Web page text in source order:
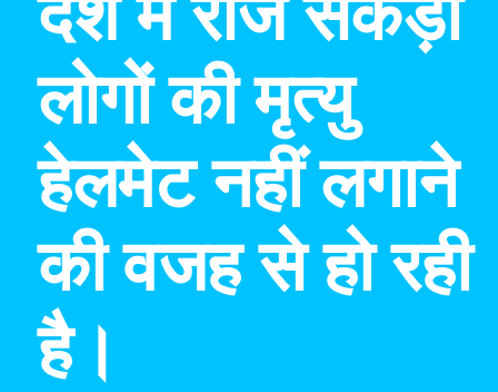
लोगों की मृत्यु
हेलमेट नहीं लगाने
की वजह से हो रही
है।